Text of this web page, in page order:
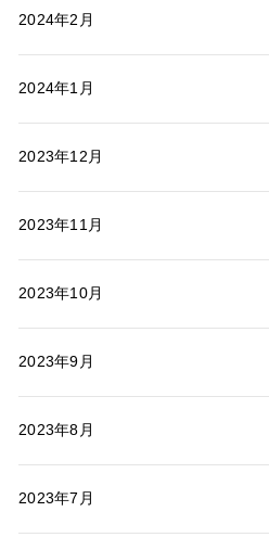
2024年2月
2024年1月
2023年12月
2023年11月
2023年10月
2023年9月
2023年8月
2023年7月